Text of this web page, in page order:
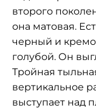
второго
она матовая.
черный и
голубой. Он
Тройная
вертикальное
выступает над